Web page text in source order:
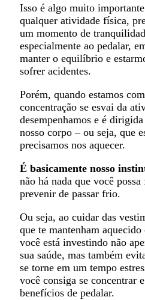
Isso é algo muito
qualquer atividade física,
um momento de
especialmente ao pedalar,
manter o equilíbrio e
sofrer acidentes.
Porém, quando estamos
concentração se esvai da
desempenhamos e é
nosso corpo – ou seja, que
precisamos nos aquecer.
É basicamente nosso
não há nada que você possa
prevenir de passar frio.
Ou seja, ao cuidar das
que te mantenham
você está investindo não
sua saúde, mas também
se torne em um tempo
você consiga se concentrar
benefícios de pedalar.